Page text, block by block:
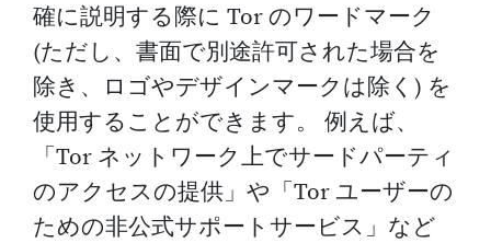
確に説明する際に Tor のワードマーク
(ただし、書面で別途許可された場合を
除き、ロゴやデザインマークは除く) を
使用することができます。 例えば、
「Tor ネットワーク上でサードパーティ
のアクセスの提供」や「Tor ユーザーの
ための非公式サポートサービス」など